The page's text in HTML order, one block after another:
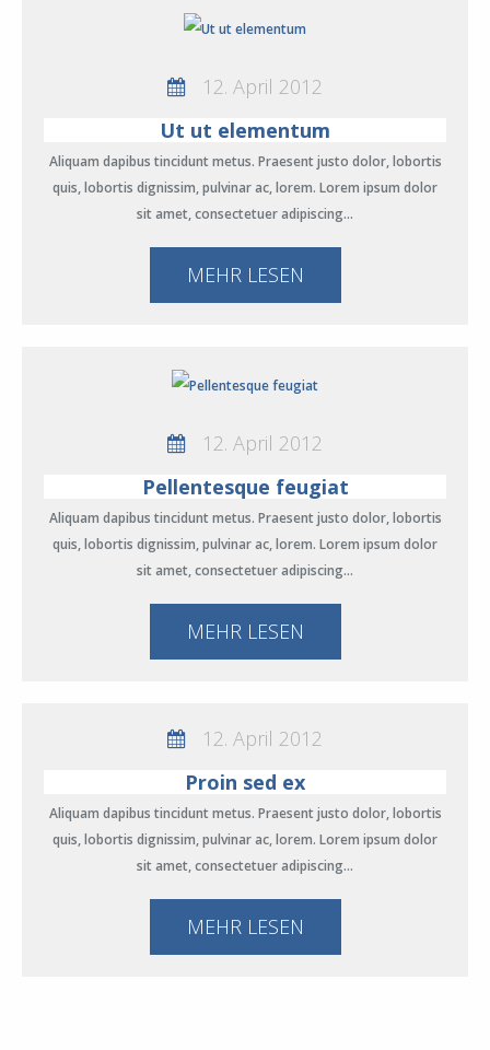
12. April 2012
Ut ut elementum
Aliquam dapibus tincidunt metus. Praesent justo dolor, lobortis
quis, lobortis dignissim, pulvinar ac, lorem. Lorem ipsum dolor
sit amet, consectetuer adipiscing…
MEHR LESEN
12. April 2012
Pellentesque feugiat
Aliquam dapibus tincidunt metus. Praesent justo dolor, lobortis
quis, lobortis dignissim, pulvinar ac, lorem. Lorem ipsum dolor
sit amet, consectetuer adipiscing…
MEHR LESEN
12. April 2012
Proin sed ex
Aliquam dapibus tincidunt metus. Praesent justo dolor, lobortis
quis, lobortis dignissim, pulvinar ac, lorem. Lorem ipsum dolor
sit amet, consectetuer adipiscing…
MEHR LESEN